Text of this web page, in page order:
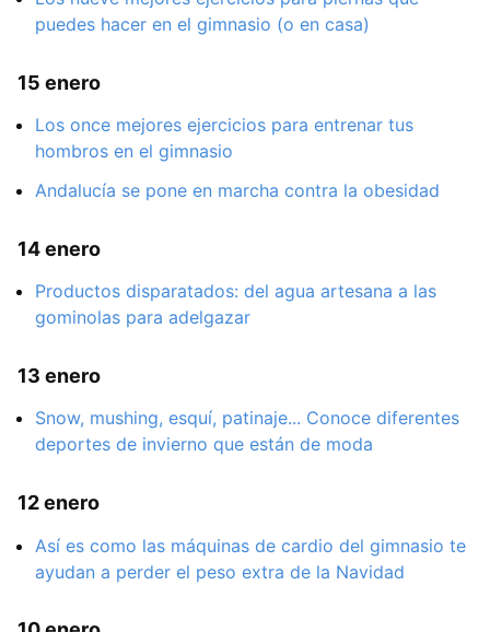
puedes hacer en el gimnasio (o en casa)
15 enero
Los once mejores ejercicios para entrenar tus
hombros en el gimnasio
Andalucía se pone en marcha contra la obesidad
14 enero
Productos disparatados: del agua artesana a las
gominolas para adelgazar
13 enero
Snow, mushing, esquí, patinaje... Conoce diferentes
deportes de invierno que están de moda
12 enero
Así es como las máquinas de cardio del gimnasio te
ayudan a perder el peso extra de la Navidad